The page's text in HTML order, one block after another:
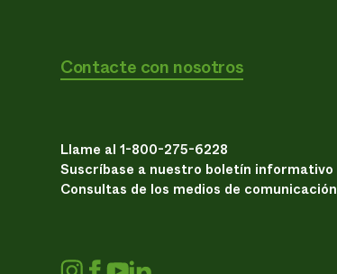
Contacte con nosotros
Llame al 1-800-275-6228
Suscríbase a nuestro boletín informativo
Consultas de los medios de comunicación